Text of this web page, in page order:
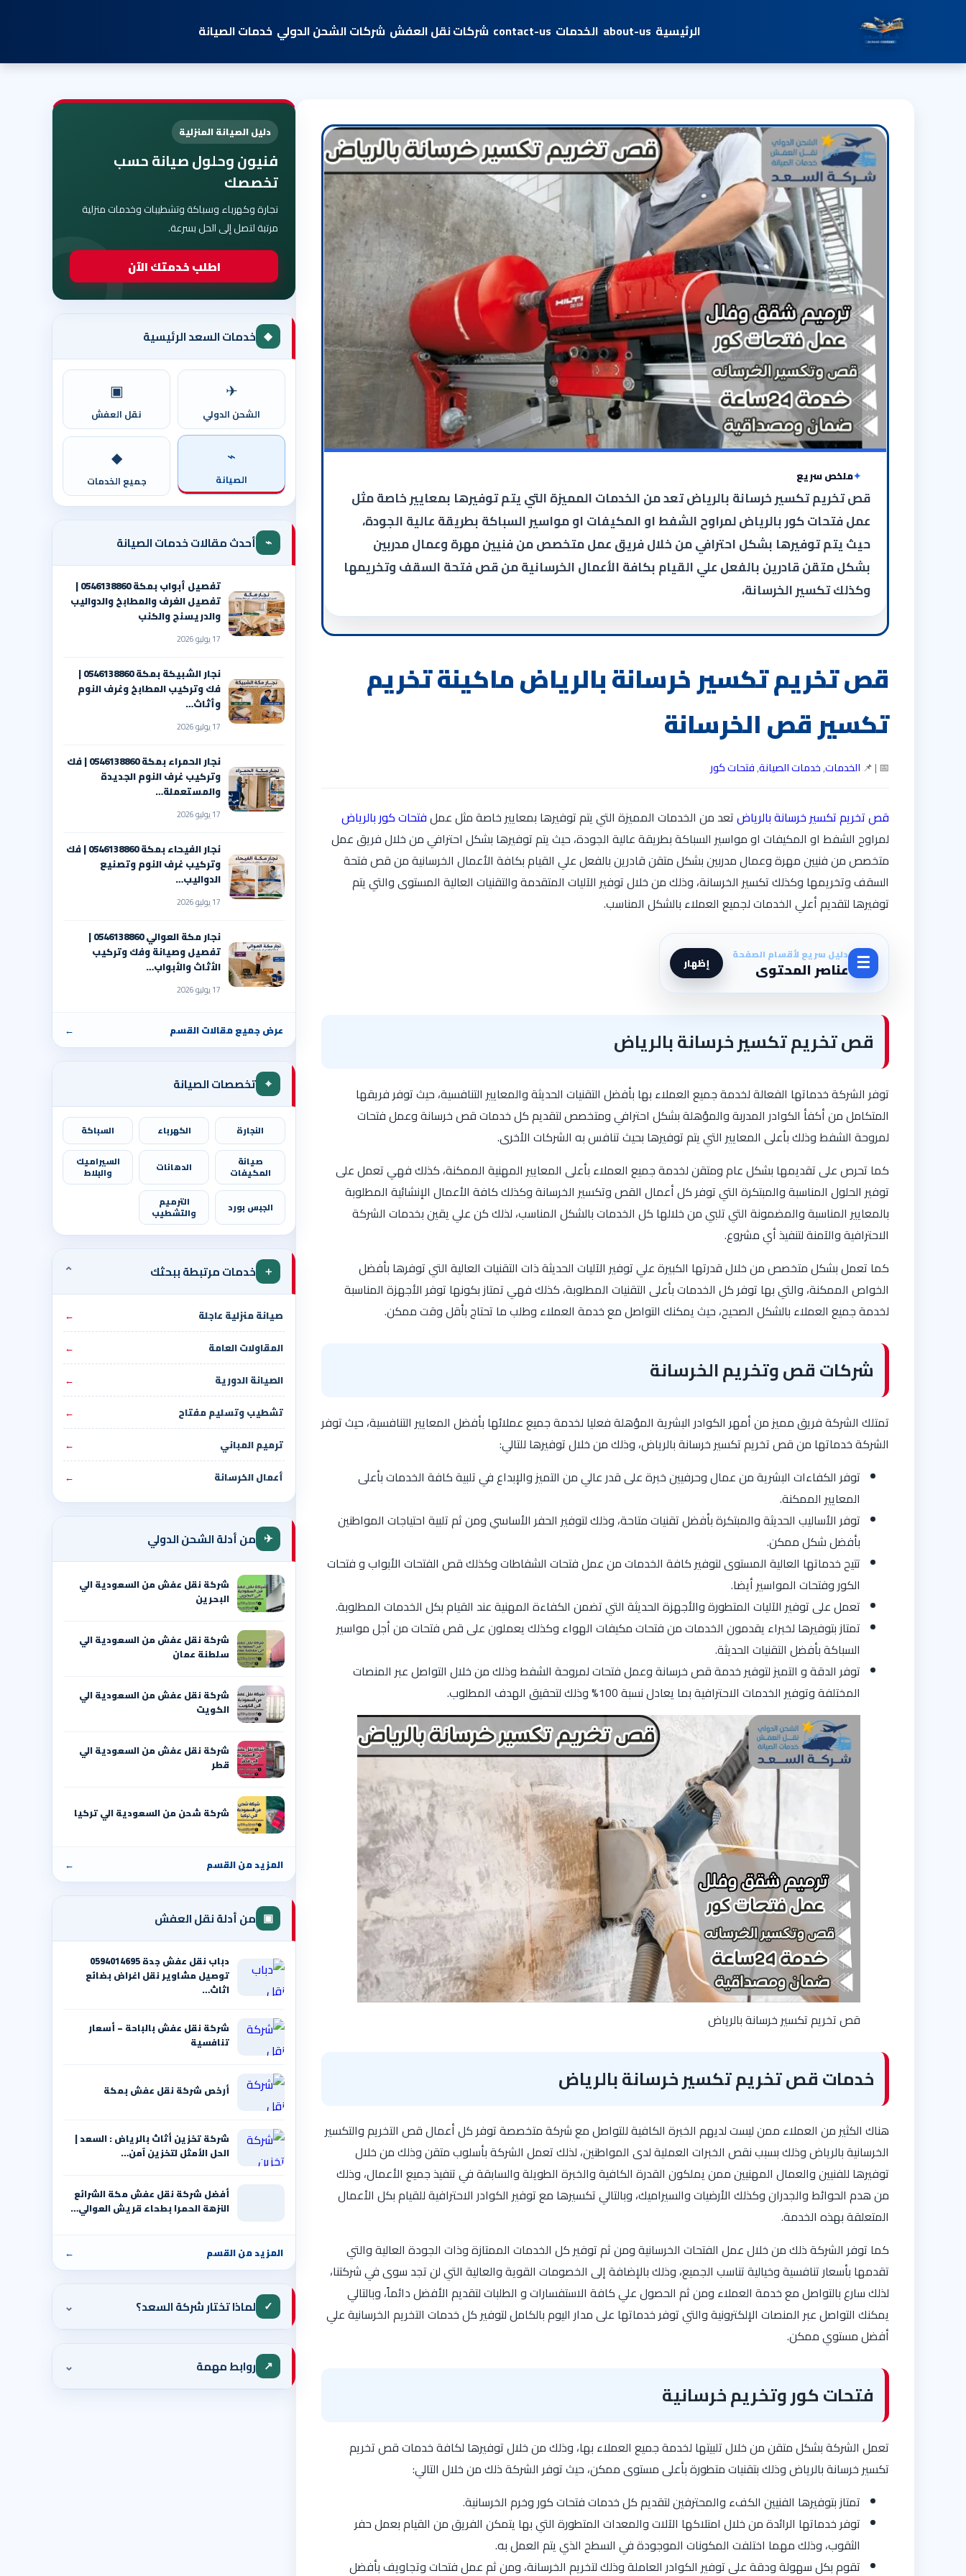
الرئيسية about-us الخدمات contact-us شركات نقل العفش شركات الشحن الدولي خدمات الصيانة
ملخص سريع
قص تخريم تكسير خرسانة بالرياض تعد من الخدمات المميزة التي يتم توفيرها بمعايير خاصة مثل
عمل فتحات كور بالرياض لمراوح الشفط او المكيفات او مواسير السباكة بطريقة عالية الجودة،
حيث يتم توفيرها بشكل احترافي من خلال فريق عمل متخصص من فنيين مهرة وعمال مدربين
بشكل متقن قادرين بالفعل علي القيام بكافة الأعمال الخرسانية من قص فتحة السقف وتخريمها
وكذلك تكسير الخرسانة،
قص تخريم تكسير خرسانة بالرياض ماكينة تخريم
تكسير قص الخرسانة
📅 | 📌 الخدمات,خدمات الصيانة,فتحات كور
قص تخريم تكسير خرسانة بالرياضتعد من الخدمات المميزة التي يتم توفيرها بمعايير خاصة مثل عملفتحات كور بالرياض
لمراوح الشفط او المكيفات او مواسير السباكة بطريقة عالية الجودة، حيث يتم توفيرها بشكل احترافي من خلال فريق عمل
متخصص من فنيين مهرة وعمال مدربين بشكل متقن قادرين بالفعل علي القيام بكافة الأعمال الخرسانية من قص فتحة
السقف وتخريمها وكذلك تكسير الخرسانة، وذلك من خلال توفير الآليات المتقدمة والتقنيات العالية المستوى والتي يتم
توفيرها لتقديم أعلي الخدمات لجميع العملاء بالشكل المناسب.
☰ دليل سريع لأقسام الصفحة
عناصر المحتوى إظهار
قص تخريم تكسير خرسانة بالرياض
توفر الشركة خدماتها الفعالة لخدمة جميع العملاء بها بأفضل التقنيات الحديثة والمعايير التنافسية، حيث توفر فريقها
المتكامل من أكفأ الكوادر المدربة والمؤهلة بشكل احترافي ومتخصص لتقديم كل خدمات قص خرسانة وعمل فتحات
لمروحة الشفط وذلك بأعلى المعايير التي يتم توفيرها بحيث تنافس به الشركات الأخرى.
كما تحرص على تقديمها بشكل عام ومتقن لخدمة جميع العملاء بأعلى المعايير المهنية الممكنة، كذلك فهي تعمل على
توفير الحلول المناسبة والمبتكرة التي توفر كل أعمال القص وتكسير الخرسانة وكذلك كافة الأعمال الإنشائية المطلوبة
بالمعايير المناسبة والمضمونة التي تلبي من خلالها كل الخدمات بالشكل المناسب، لذلك كن علي يقين بخدمات الشركة
الاحترافية والآمنة لتنفيذ أي مشروع.
كما تعمل بشكل متخصص من خلال قدرتها الكبيرة علي توفير الآليات الحديثة ذات التقنيات العالية التي توفرها بأفضل
الخواص الممكنة، والتي بها توفر كل الخدمات بأعلى التقنيات المطلوبة، كذلك فهي تمتاز بكونها توفر الأجهزة المناسبة
لخدمة جميع العملاء بالشكل الصحيح، حيث يمكنك التواصل مع خدمة العملاء وطلب ما تحتاج بأقل وقت ممكن.
شركات قص وتخريم الخرسانة
تمتلك الشركة فريق مميز من أمهر الكوادر البشرية المؤهلة فعليا لخدمة جميع عملائها بأفضل المعايير التنافسية، حيث توفر
الشركة خدماتها من قص تخريم تكسير خرسانة بالرياض، وذلك من خلال توفيرها للتالي:
توفر الكفاءات البشرية من عمال وحرفيين خبرة على قدر عالي من التميز والإبداع في تلبية كافة الخدمات بأعلى
المعايير الممكنة.
توفر الأساليب الحديثة والمبتكرة بأفضل تقنيات متاحة، وذلك لتوفير الحفر الأساسي ومن ثم تلبية احتياجات المواطنين
بأفضل شكل ممكن.
تتيح خدماتها العالية المستوى لتوفير كافة الخدمات من عمل فتحات الشفاطات وكذلك قص الفتحات الأبواب و فتحات
الكور وفتحات المواسير أيضا.
تعمل على توفير الآليات المتطورة والأجهزة الحديثة التي تضمن الكفاءة المهنية عند القيام بكل الخدمات المطلوبة.
تمتاز بتوفيرها لخبراء يقدمون الخدمات من فتحات مكيفات الهواء وكذلك يعملون على قص فتحات من أجل مواسير
السباكة بأفضل التقنيات الحديثة.
توفر الدقة و التميز لتوفير خدمة قص خرسانة وعمل فتحات لمروحة الشفط وذلك من خلال التواصل عبر المنصات
المختلفة وتوفير الخدمات الاحترافية بما يعادل نسبة 100% وذلك لتحقيق الهدف المطلوب.
قص تخريم تكسير خرسانة بالرياض
خدمات قص تخريم تكسير خرسانة بالرياض
هناك الكثير من العملاء ممن ليست لديهم الخبرة الكافية للتواصل مع شركة متخصصة توفر كل أعمال قص التخريم والتكسير
الخرسانية بالرياض وذلك بسبب نقص الخبرات العملية لدى المواطنين، لذلك تعمل الشركة بأسلوب متقن وذلك من خلال
توفيرها للفنيين والعمال المهنيين ممن يملكون القدرة الكافية والخبرة الطويلة والسابقة في تنفيذ جميع الأعمال، وذلك
من هدم الحوائط والجدران وكذلك الأرضيات والسيراميك، وبالتالي تكسيرها مع توفير الكوادر الاحترافية للقيام بكل الأعمال
المتعلقة بهذه الخدمة.
كما توفر الشركة ذلك من خلال عمل الفتحات الخرسانية ومن ثم توفير كل الخدمات الممتازة وذات الجودة العالية والتي
تقدمها بأسعار تنافسية وخيالية تناسب الجميع، وذلك بالإضافة إلى الخصومات القوية والعالية التي لن تجد سوى في شركتنا،
لذلك سارع بالتواصل مع خدمة العملاء ومن ثم الحصول علي كافة الاستفسارات و الطلبات لتقديم الأفضل دائماً، وبالتالي
يمكنك التواصل عبر المنصات الإلكترونية والتي توفر خدماتها على مدار اليوم بالكامل لتوفير كل خدمات التخريم الخرسانية علي
أفضل مستوي ممكن.
فتحات كور وتخريم خرسانية
تعمل الشركة بشكل متقن من خلال تلبيتها لخدمة جميع العملاء بها، وذلك من خلال توفيرها لكافة خدمات قص تخريم
تكسير خرسانة بالرياض وذلك بتقنيات متطورة بأعلى مستوى ممكن، حيث توفر الشركة ذلك من خلال التالي:
تمتاز بتوفيرها الفنيين الكفء والمحترفين لتقديم كل خدمات فتحات كور وخرم الخرسانية.
توفر خدماتها الرائدة من خلال امتلاكها الآلات والمعدات المتطورة التي بها يتمكن الفريق من القيام بعمل حفر
الثقوب، وذلك مهما اختلفت المكونات الموجودة في السطح الذي يتم العمل به.
تقوم بكل سهولة ودقة على توفير الكوادر العاملة وذلك لتخريم الخرسانة، ومن ثم عمل فتحات وتجاويف بأفضل
دليل الصيانة المنزلية
فنيون وحلول صيانة حسب
تخصصك
نجارة وكهرباء وسباكة وتشطيبات وخدمات منزلية
مرتبة لتصل إلى الحل بسرعة.
اطلب خدمتك الآن
◆ خدمات السعد الرئيسية
✈
الشحن الدولي
▣
نقل العفش
⌁
الصيانة
◆
جميع الخدمات
⌁ أحدث مقالات خدمات الصيانة
تفصيل أبواب بمكة 0546138860 |
تفصيل الغرف والمطابخ والدواليب
والدريسنج والكنب
17 يوليو 2026
نجار الشبيكة بمكة 0546138860⁩ |
فك وتركيب المطابخ وغرف النوم
وأثاث…
17 يوليو 2026
نجار الحمراء بمكة 0546138860⁩ | فك
وتركيب غرف النوم الجديدة
والمستعملة…
17 يوليو 2026
نجار الفيحاء بمكة 0546138860⁩ | فك
وتركيب غرف النوم وتصنيع
الدواليب…
17 يوليو 2026
نجار مكة العوالي 0546138860⁩ |
تفصيل وصيانة وفك وتركيب
الأثاث والأبواب…
17 يوليو 2026
عرض جميع مقالات القسم ←
⌖ تخصصات الصيانة
النجارة الكهرباء
السباكة
صيانة
المكيفات الدهانات السيراميك
والبلاط
الجبس بورد الترميم
والتشطيب
＋ خدمات مرتبطة ببحثك ⌄
صيانة منزلية عاجلة
←
المقاولات العامة
←
الصيانة الدورية
←
تشطيب وتسليم مفتاح
←
ترميم المباني
←
أعمال الخرسانة
←
✈ من أدلة الشحن الدولي
شركة نقل عفش من السعودية الي
البحرين
شركة نقل عفش من السعودية الي
سلطنة عمان
شركة نقل عفش من السعودية الي
الكويت
شركة نقل عفش من السعودية الي
قطر
شركة شحن من السعودية الي تركيا
المزيد من القسم ←
▣ من أدلة نقل العفش
دباب نقل عفش جدة 0594014695
توصيل مشاوير نقل اغراض بضائع
اثاث…
شركة نقل عفش بالباحة – أسعار
تنافسية
أرخص شركة نقل عفش بمكة
شركة تخزين أثاث بالرياض : السعد |
الحل الأمثل لتخزين آمن…
أفضل شركة نقل عفش مكة الشرائع
النزهة الحمرا بطحاء قريش العوالي…
المزيد من القسم ←
✓ لماذا تختار شركة السعد؟ ⌄
↗ روابط مهمة ⌄